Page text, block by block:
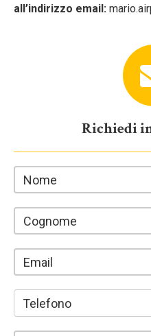
all’indirizzo email:
Richiedi